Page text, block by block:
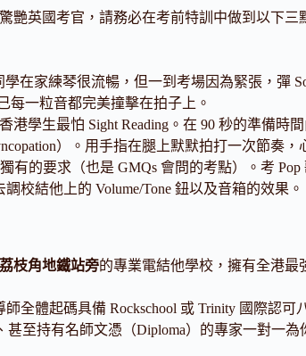
艷英國考官，請務必在考前特訓中做到以下三
學在家練琴很流暢，但一到考場因為緊張，彈
每一粒音都完美撞擊在拍子上。
港學生最怕 Sight Reading。在 90 秒的準備時
）。用手指在腿上默默拍打一次節奏
有的要求（也是 GMQs 會問的考點）。考
校結他上的 Volume/Tone 鈕以及音箱的效果。
荔枝角地鐵站旁的專業電結他學校，擁有全港最
師全體起碼具備 Rockschool 或 Trinity 國際認
甚至持有名師文憑（Diploma）的專家一對